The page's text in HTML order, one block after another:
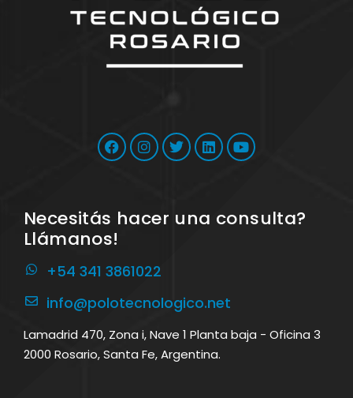
Necesitás hacer una consulta?
Llámanos!
+54 341 3861022
info@polotecnologico.net
Lamadrid 470, Zona i, Nave 1 Planta baja - Oficina 3
2000 Rosario, Santa Fe, Argentina.